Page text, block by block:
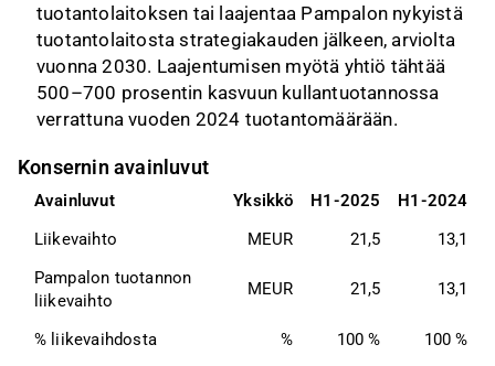
tuotantolaitoksen tai laajentaa Pampalon nykyistä
tuotantolaitosta strategiakauden jälkeen, arviolta
vuonna 2030. Laajentumisen myötä yhtiö tähtää
500–700 prosentin kasvuun kullantuotannossa
verrattuna vuoden 2024 tuotantomäärään.
Konsernin avainluvut
Avainluvut Yksikkö H1-2025 H1-2024
Liikevaihto
MEUR 21,5
13,1
Pampalon tuotannon
liikevaihto
MEUR 21,5 13,1
% liikevaihdosta % 100 %
100 %